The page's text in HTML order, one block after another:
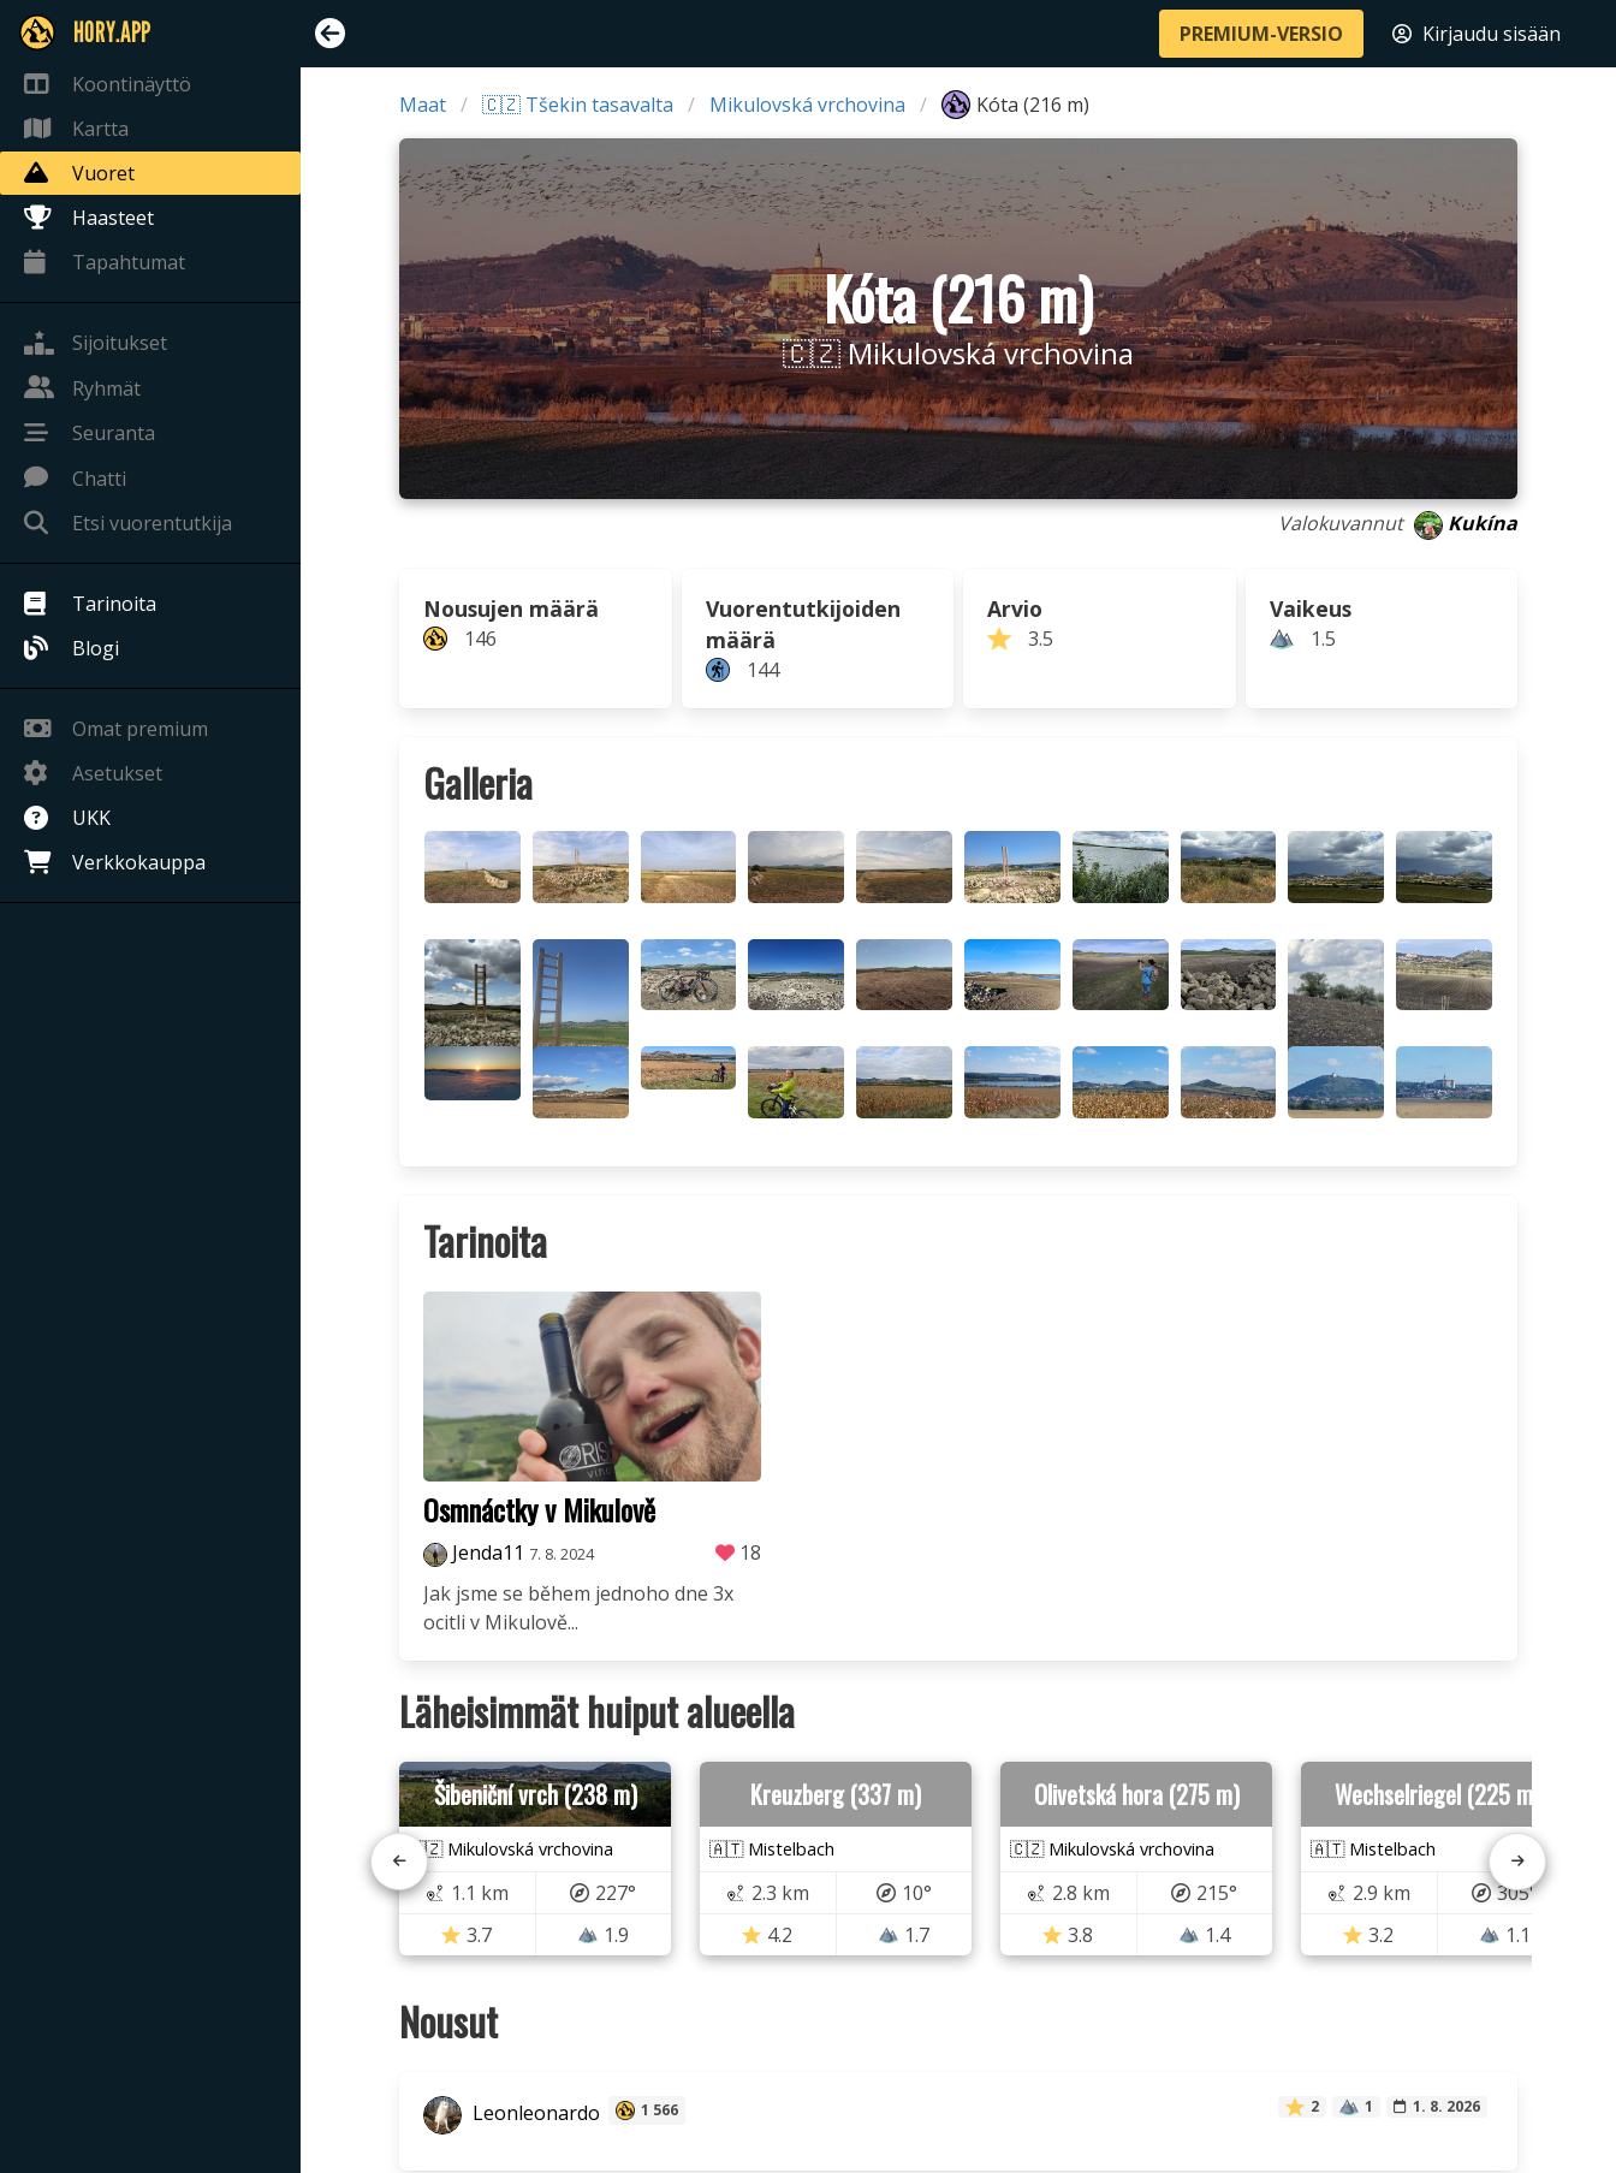
HORY.APP
Koontinäyttö
Kartta
Vuoret
Haasteet
Tapahtumat
Sijoitukset
Ryhmät
Seuranta
Chatti
Etsi vuorentutkija
Tarinoita
Blogi
Omat premium
Asetukset
UKK
Verkkokauppa
PREMIUM-VERSIO Kirjaudu sisään
Maat 🇨🇿 Tšekin tasavalta Mikulovská vrchovina Kóta (216 m)
Kóta (216 m)
🇨🇿 Mikulovská vrchovina
Valokuvannut Kukína
Nousujen määrä
146
Vuorentutkijoiden
määrä
144
Arvio
3.5
Vaikeus
1.5
Galleria
Tarinoita
Osmnáctky v Mikulově
Jenda11 7. 8. 2024
18
Jak jsme se během jednoho dne 3x
ocitli v Mikulově...
Läheisimmät huiput alueella
Šibeniční vrch (238 m)
🇨🇿 Mikulovská vrchovina
1.1 km
227°
3.7
1.9
Kreuzberg (337 m)
🇦🇹 Mistelbach
2.3 km
10°
4.2
1.7
Olivetská hora (275 m)
🇨🇿 Mikulovská vrchovina
2.8 km
215°
3.8
1.4
Wechselriegel (225 m)
🇦🇹 Mistelbach
2.9 km
305°
3.2
1.1
Nousut
Leonleonardo 1 566 2 1 1. 8. 2026